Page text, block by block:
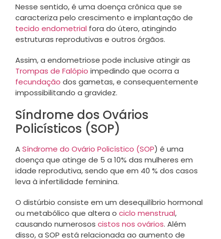
Nesse sentido, é uma doença crônica que se
caracteriza pelo crescimento e implantação de
tecido endometrial fora do útero, atingindo
estruturas reprodutivas e outros órgãos.
Assim, a endometriose pode inclusive atingir as
Trompas de Falópio impedindo que ocorra a
fecundação dos gametas, e consequentemente
impossibilitando a gravidez.
Síndrome dos Ovários
Policísticos (SOP)
ASíndrome do Ovário Policístico (SOP) é uma
doença que atinge de 5 a 10% das mulheres em
idade reprodutiva, sendo que em 40 % dos casos
leva à infertilidade feminina.
O distúrbio consiste em um desequilíbrio hormonal
ou metabólico que altera o ciclo menstrual,
causando numerosos cistos nos ovários. Além
disso, a SOP está relacionada ao aumento de